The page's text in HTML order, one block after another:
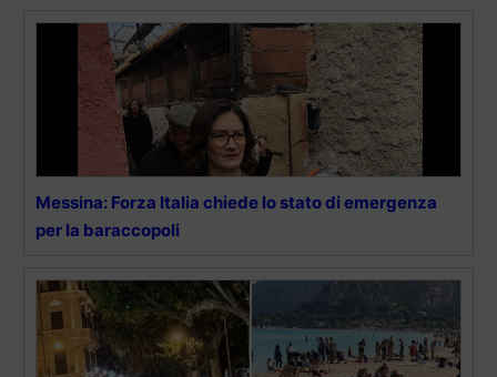
Messina: Forza Italia chiede lo stato di emergenza
per la baraccopoli